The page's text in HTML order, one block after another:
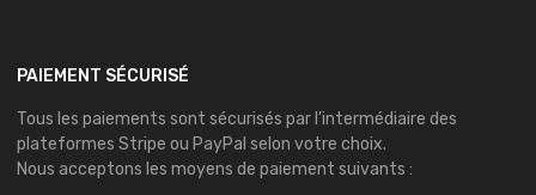
PAIEMENT SÉCURISÉ
Tous les paiements sont sécurisés par l’intermédiaire des
plateformes Stripe ou PayPal selon votre choix.
Nous acceptons les moyens de paiement suivants :